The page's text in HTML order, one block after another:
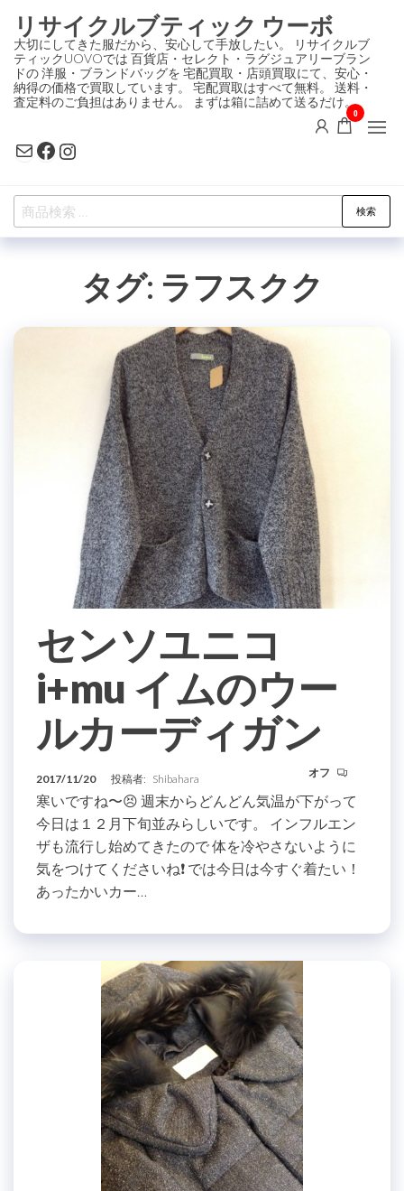
ン
テ
ン
ツ
プ
リサイクルブティック ウーボ
大切にしてきた服だから、安心して手放したい。 リサイクルブ
ティックUOVOでは 百貨店・セレクト・ラグジュアリーブラン
ドの 洋服・ブランドバッグを 宅配買取・店頭買取にて、安心・
納得の価格で買取しています。 宅配買取はすべて無料。 送料・
査定料のご負担はありません。 まずは箱に詰めて送るだけ。
MailFacebook
Instagram
0
検
索
検索
タグ: ラフスクク
センソユニコ
i+mu イムのウー
ルカーディガン
2017/11/20 投稿者: Shibahara オフ
寒いですね〜😣 週末からどんどん気温が下がって
今日は１２月下旬並みらしいです。 インフルエン
ザも流行し始めてきたので 体を冷やさないように
気をつけてくださいね❗️ では今日は今すぐ着たい！
あったかいカー…